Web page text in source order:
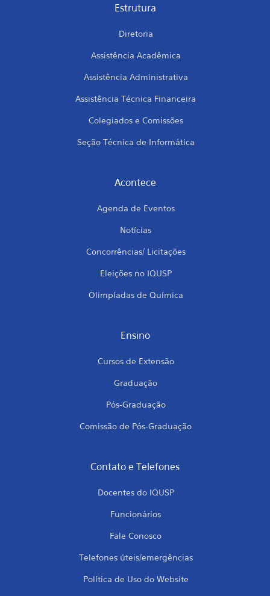
Estrutura
Diretoria
Assistência Acadêmica
Assistência Administrativa
Assistência Técnica Financeira
Colegiados e Comissões
Seção Técnica de Informática
Acontece
Agenda de Eventos
Notícias
Concorrências/ Licitações
Eleições no IQUSP
Olimpíadas de Química
Ensino
Cursos de Extensão
Graduação
Pós-Graduação
Comissão de Pós-Graduação
Contato e Telefones
Docentes do IQUSP
Funcionários
Fale Conosco
Telefones úteis/emergências
Política de Uso do Website